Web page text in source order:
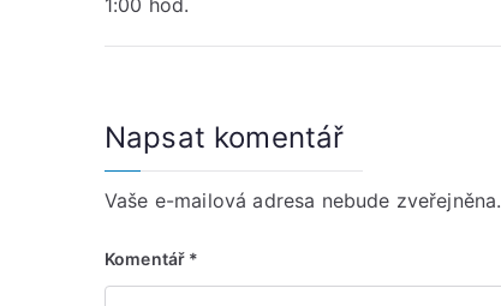
pro
Napsat komentář
Vaše e-mailová adresa nebude zveřejněna.
Komentář *